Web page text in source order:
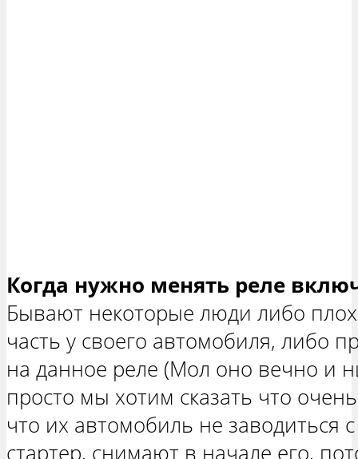
Когда нужно менять реле
Бывают некоторые люди либо
часть у своего автомобиля, либо
на данное реле (Мол оно вечно и
просто мы хотим сказать что
что их автомобиль не заводиться
стартер, снимают в начале его,